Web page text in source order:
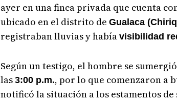
ayer en una finca privada que cuenta
ubicado en el distrito de Gualaca
registraban lluvias y había visibilidad
Según un testigo, el hombre se
las 3:00 p.m., por lo que comenzaron a
notificó la situación a los estamentos